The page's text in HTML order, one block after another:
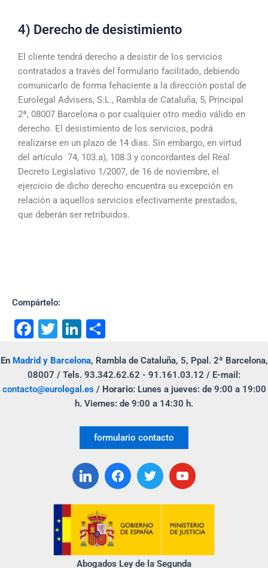
4) Derecho de desistimiento
El cliente tendrá derecho a desistir de los servicios
contratados a través del formulario facilitado, debiendo
comunicarlo de forma fehaciente a la dirección postal de
Eurolegal Advisers, S.L., Rambla de Cataluña, 5, Principal
2ª, 08007 Barcelona o por cualquier otro medio válido en
derecho. El desistimiento de los servicios, podrá
realizarse en un plazo de 14 días. Sin embargo, en virtud
del artículo 74, 103.a), 108.3 y concordantes del Real
Decreto Legislativo 1/2007, de 16 de noviembre, el
ejercicio de dicho derecho encuentra su excepción en
relación a aquellos servicios efectivamente prestados,
que deberán ser retribuidos.
Compártelo:
F
c
e
T
tt
er
Li
k
e
dI
n
m
p
ar
tir
En Madrid y Barcelona, Rambla de Cataluña, 5, Ppal. 2ª Barcelona,
08007 / Tels. 93.342.62.62 - 91.161.03.12 / E-mail:
contacto@eurolegal.es / Horario: Lunes a jueves: de 9:00 a 19:00
h. Viernes: de 9:00 a 14:30 h.
formulario contacto
Abogados Ley de la Segunda